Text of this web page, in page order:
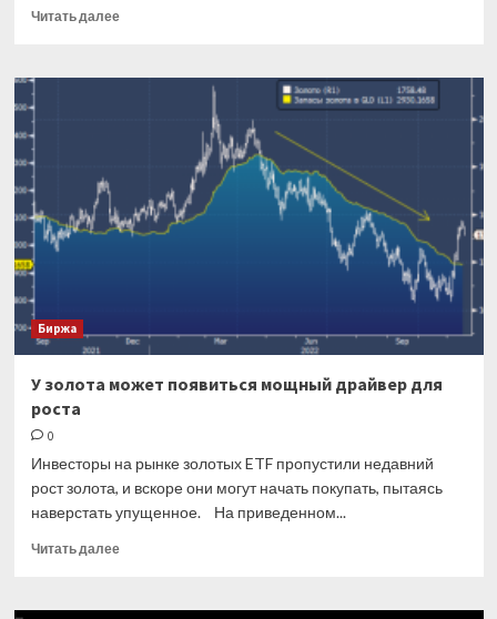
Читать далееПрочитать
Доллар
Биржа
У золота может появиться мощный драйвер для
роста
0
Инвесторы на рынке золотых ETF пропустили недавний
рост золота, и вскоре они могут начать покупать, пытаясь
наверстать упущенное. На приведенном...
Читать далееПрочитать
У